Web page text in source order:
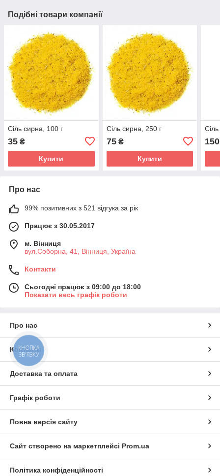
Подібні товари компанії
Сіль сирна, 100 г
35 ₴
Купити
Сіль сирна, 250 г
75₴
Купити
150
Про нас
99% позитивних з 521 відгука за рік
Працює з 30.05.2017
м. Вінниця
вул.Соборна, 41, Вінниця, Україна
Контакти
Сьогодні працює з 09:00 до 18:00
Показати весь графік роботи
Про нас
Контакти
Доставка та оплата
Графік роботи
Повна версія сайту
Сайт створено на маркетплейсі Prom.ua
Політика конфіденційності
КНОПКА
ЗВ'ЯЗКУ